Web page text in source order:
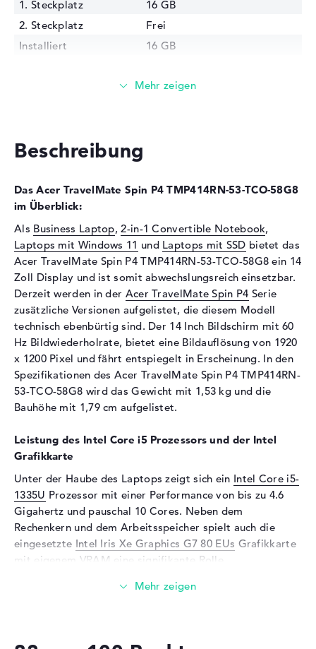
1. Steckplatz
16 GB
2. Steckplatz
Frei
Installiert
16 GB
Optische Speicher
Laufwerks-Typ
ohne Laufwerk
Display
Display-Typ
14" TFT
Max. Auflösung
1920 x 1200
Auflösungstyp
WUXGA
Bildwiederholrate
60 Hz
Besonderheiten
Multi-Touchscreen,
entspiegelt, LED-
Hintergrundbeleuchtung, IPS
Panel
Kartenleser
Unterstützte Flash-
microSD, microSDHC,
Audio
Technologie
Mikrofon
Webcam
Webcam
vorhanden
Beschreibung
Das Acer TravelMate Spin P4 TMP414RN-53-TCO-58G8
im Überblick:
Als Business Laptop,2-in-1 Convertible Notebook,
Laptops mit Windows 11 und Laptops mit SSD bietet das
Acer TravelMate Spin P4 TMP414RN-53-TCO-58G8 ein 14
Zoll Display und ist somit abwechslungsreich einsetzbar.
Derzeit werden in der Acer TravelMate Spin P4 Serie
zusätzliche Versionen aufgelistet, die diesem Modell
technisch ebenbürtig sind. Der 14 Inch Bildschirm mit 60
Hz Bildwiederholrate, bietet eine Bildauflösung von 1920
x 1200 Pixel und fährt entspiegelt in Erscheinung. In den
Spezifikationen des Acer TravelMate Spin P4 TMP414RN-
53-TCO-58G8 wird das Gewicht mit 1,53 kg und die
Bauhöhe mit 1,79 cm aufgelistet.
Leistung des Intel Core i5 Prozessors und der Intel
Grafikkarte
Unter der Haube des Laptops zeigt sich ein Intel Core i5-
1335U Prozessor mit einer Performance von bis zu 4.6
Gigahertz und pauschal 10 Cores. Neben dem
Rechenkern und dem Arbeitsspeicher spielt auch die
eingesetzte Intel Iris Xe Graphics G7 80 EUs Grafikkarte
mit eigenem VRAM eine signifikante Rolle.
Wieviel Speicher hat das Acer TravelMate Spin P4